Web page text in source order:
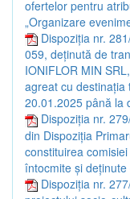
ofertelor pentru
„Organizare
Dispoziția nr.
059, deținută de
IONIFLOR MIN
agreat cu destinația
20.01.2025 până la
Dispoziția nr.
din Dispoziția
constituirea
întocmite și
Dispoziția nr.